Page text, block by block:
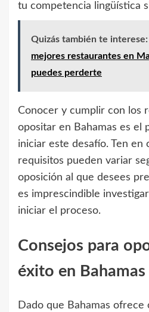
tu competencia lingüística
Quizás también te interese:
mejores restaurantes en
puedes perderte
Conocer y cumplir con los
opositar en Bahamas es el
iniciar este desafío. Ten en
requisitos pueden variar
oposición al que desees
es imprescindible
iniciar el proceso.
Consejos para
éxito en Bahamas
Dado que Bahamas ofrece